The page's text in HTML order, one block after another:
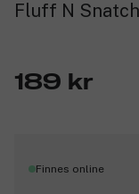
Fluff N
189 kr
Finnes online